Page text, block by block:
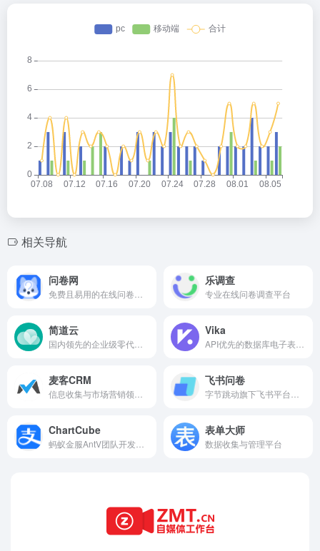
相关导航
问卷网 乐调查
专业在线问卷调查平台
简道云 Vika
麦客CRM 飞书问卷
ChartCube 表单大师
数据收集与管理平台